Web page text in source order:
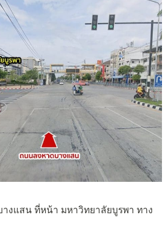
างแสน ที่หน้า มหาวิทยาลัยบูรพา ทาง